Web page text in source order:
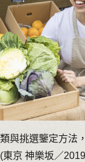
與挑選鑒定方法
東京 神樂坂／